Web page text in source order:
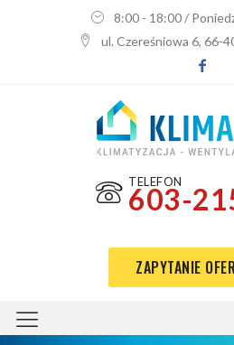
8:00 - 18:00 /
ul. Czereśniowa 6, 66-
TELEFON
603-
ZAPYTANIE